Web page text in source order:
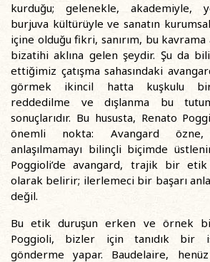
kurduğu; gelenekle, akademiyle,
burjuva kültürüyle ve sanatın kurumsal
içine olduğu fikri, sanırım, bu
bizatihi aklına gelen şeydir. Şu da
ettiğimiz çatışma sahasındaki
görmek ikincil hatta kuşkulu
reddedilme ve dışlanma bu
sonuçlarıdır. Bu hususta, Renato
önemli nokta: Avangard özne,
anlaşılmamayı bilinçli biçimde
Poggioli’de avangard, trajik bir
olarak belirir; ilerlemeci bir başarı
değil.
Bu etik duruşun erken ve örnek
Poggioli, bizler için tanıdık bir
gönderme yapar. Baudelaire,